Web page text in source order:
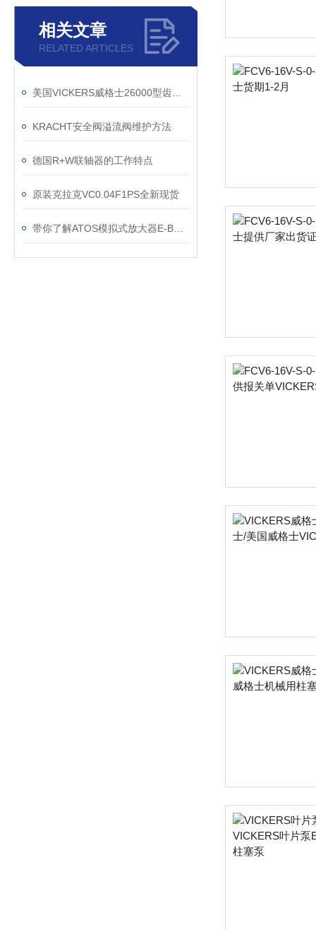
相关文章
RELATED ARTICLES
KRACHT安全阀溢流阀维护方法
德国R+W联轴器的工作特点
原装克拉克VC0.04F1PS全新现货